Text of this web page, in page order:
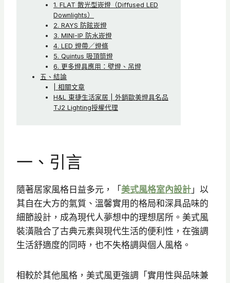
1. FLAT 散光型崁燈（Diffused LED
Downlights）
2. RAYS 防眩崁燈
3. MINI-IP 防水崁燈
4. LED 燈帶／燈條
5. Quintus 吸頂筒燈
6. 更多燈具應用：壁燈、吊燈
五、結論
| 相關文章
H&L 東捷生活家居 | 外銷歐美燈具名品
TJ2 Lighting授權代理
一、引言
隨著居家風格日益多元，「美式風格室內設計 」以
其自在大方的氣質、溫馨實用的格局和深具品味的
細節設計，成為現代人夢想中的理想居所。美式風
裝潢融合了古典元素與現代生活的便利性，在強調
生活舒適度的同時，也不失格調與個人風格。
相較於其他風格，美式風更強調「實用性與品味兼